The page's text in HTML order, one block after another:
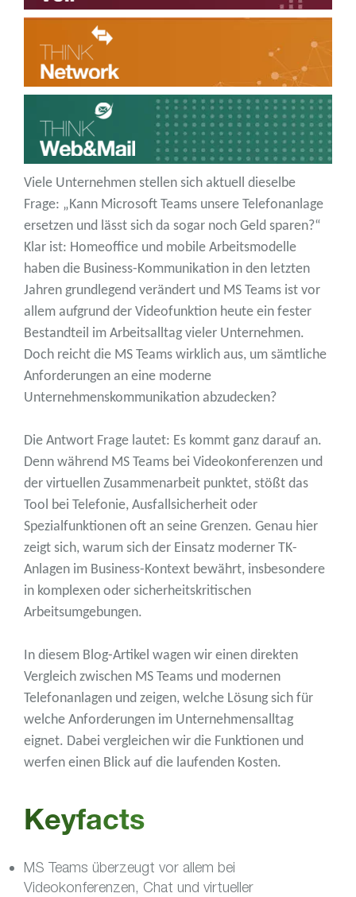
Viele Unternehmen stellen sich aktuell dieselbe
Frage: „Kann Microsoft Teams unsere Telefonanlage
ersetzen und lässt sich da sogar noch Geld sparen?“
Klar ist: Homeoffice und mobile Arbeitsmodelle
haben die Business-Kommunikation in den letzten
Jahren grundlegend verändert und MS Teams ist vor
allem aufgrund der Videofunktion heute ein fester
Bestandteil im Arbeitsalltag vieler Unternehmen.
Doch reicht die MS Teams wirklich aus, um sämtliche
Anforderungen an eine moderne
Unternehmenskommunikation abzudecken?
Die Antwort Frage lautet: Es kommt ganz darauf an.
Denn während MS Teams bei Videokonferenzen und
der virtuellen Zusammenarbeit punktet, stößt das
Tool bei Telefonie, Ausfallsicherheit oder
Spezialfunktionen oft an seine Grenzen. Genau hier
zeigt sich, warum sich der Einsatz moderner TK-
Anlagen im Business-Kontext bewährt, insbesondere
in komplexen oder sicherheitskritischen
Arbeitsumgebungen.
In diesem Blog-Artikel wagen wir einen direkten
Vergleich zwischen MS Teams und modernen
Telefonanlagen und zeigen, welche Lösung sich für
welche Anforderungen im Unternehmensalltag
eignet. Dabei vergleichen wir die Funktionen und
werfen einen Blick auf die laufenden Kosten.
Keyfacts
MS Teams überzeugt vor allem bei
Videokonferenzen, Chat und virtueller